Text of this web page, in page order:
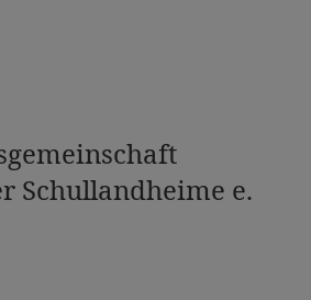
Schullandheime e.